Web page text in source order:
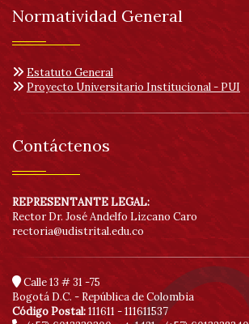
Normatividad General
Estatuto General
Proyecto Universitario Institucional - PUI
Contáctenos
REPRESENTANTE LEGAL:
Rector Dr. José Andelfo Lizcano Caro
rectoria@udistrital.edu.co
Calle 13 # 31 -75
Bogotá D.C. - República de Colombia
Código Postal:111611 - 111611537